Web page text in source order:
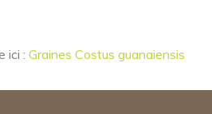
ici : Graines Costus guanaiensis